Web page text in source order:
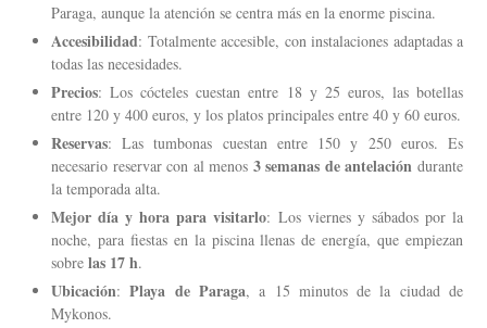
Paraga, aunque la atención se centra más en la enorme piscina.
Accesibilidad: Totalmente accesible, con instalaciones adaptadas a
todas las necesidades.
Precios: Los cócteles cuestan entre 18 y 25 euros, las botellas
entre 120 y 400 euros, y los platos principales entre 40 y 60 euros.
Reservas: Las tumbonas cuestan entre 150 y 250 euros. Es
necesario reservar con al menos 3 semanas de antelación durante
la temporada alta.
Mejor día y hora para visitarlo: Los viernes y sábados por la
noche, para fiestas en la piscina llenas de energía, que empiezan
sobre las 17 h.
Ubicación:Playa de Paraga, a 15 minutos de la ciudad de
Mykonos.